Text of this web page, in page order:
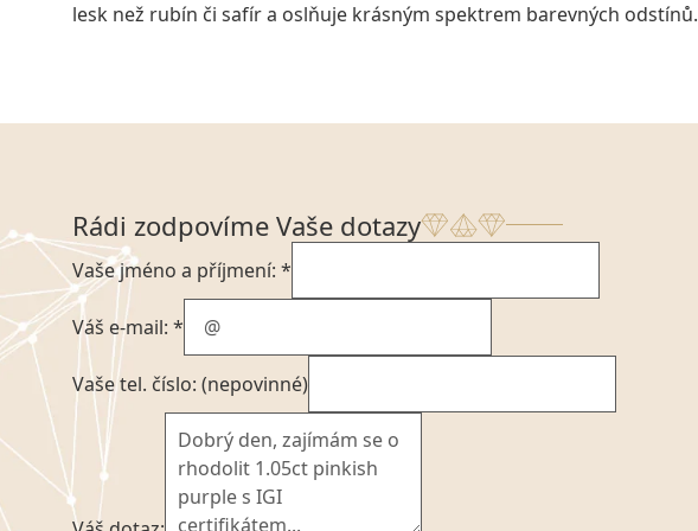
lesk než rubín či safír a oslňuje krásným spektrem barevných odstínů.
Rádi zodpovíme Vaše dotazy
Vaše jméno a příjmení: *
Váš e-mail: *
Vaše tel. číslo: (nepovinné)